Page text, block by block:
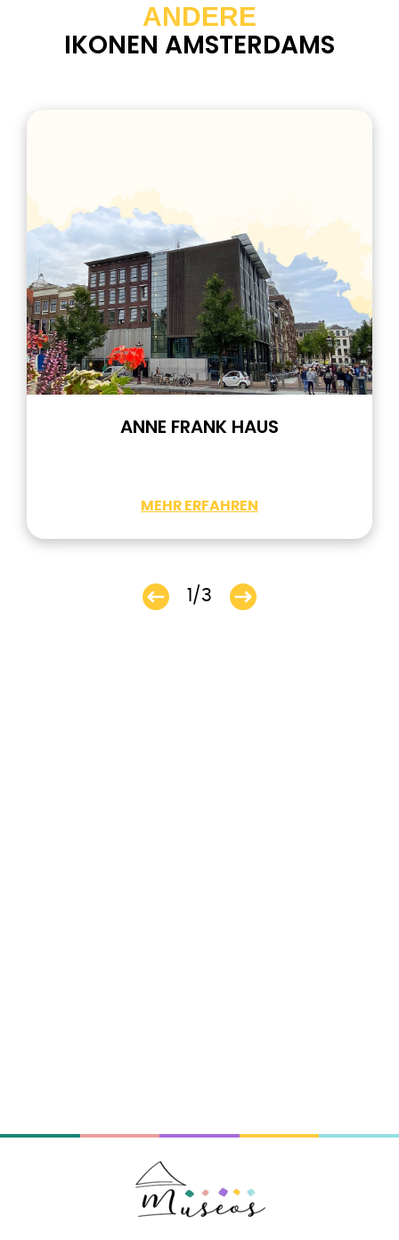
ANDERE
IKONEN AMSTERDAMS
ANNE FRANK HAUS
MEHR ERFAHREN
1/3